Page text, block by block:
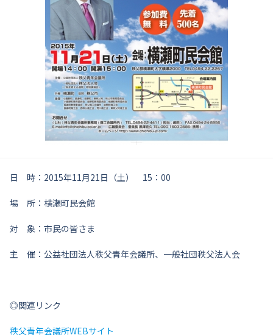
日 時：2015年11月21日（土） 15：00
場 所：横瀬町民会館
対 象：市民の皆さま
主 催：公益社団法人秩父青年会議所、一般社団秩父法人会
◎関連リンク
秩父青年会議所WEBサイト